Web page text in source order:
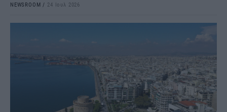
NEWSROOM / 24 Ιουλ 2026